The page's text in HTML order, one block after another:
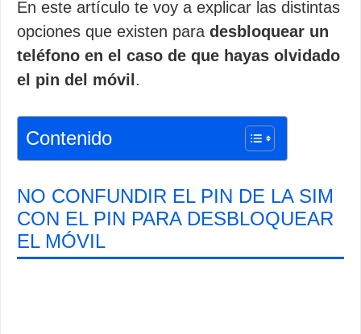
En este artículo te voy a explicar las distintas
opciones que existen para desbloquear un
teléfono en el caso de que hayas olvidado
el pin del móvil .
Contenido
NO CONFUNDIR EL PIN DE LA SIM
CON EL PIN PARA DESBLOQUEAR
EL MÓVIL